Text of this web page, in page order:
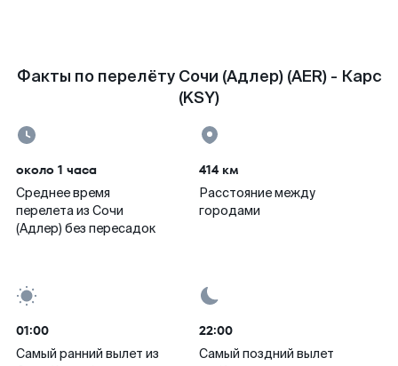
Факты по перелёту Сочи (Адлер) (AER) - Карс
(KSY)
около 1 часа
Среднее время
перелета из Сочи
(Адлер) без пересадок
414 км
Расстояние между
городами
01:00
Самый ранний вылет из
22:00
Самый поздний вылет